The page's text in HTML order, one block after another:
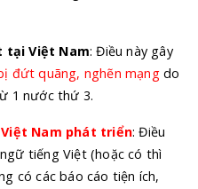
tại Việt Nam: Điều này gây
đứt quãng, nghẽn mạngdo
1 nước thứ 3.
Nam phát triển: Điều
tiếng Việt (hoặc có thì
có các báo cáo tiện ích,